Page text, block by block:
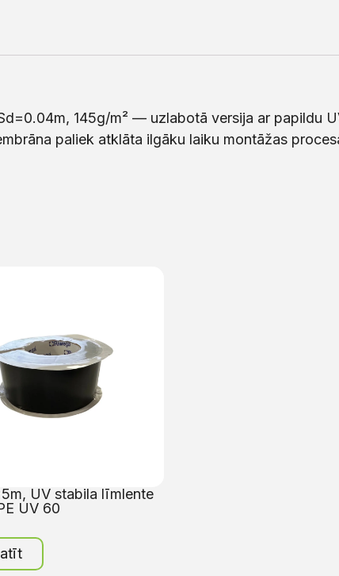
145g/m² — uzlabotā versija ar papildu
paliek atklāta ilgāku laiku montāžas
UV stabila līmlente
UV 60